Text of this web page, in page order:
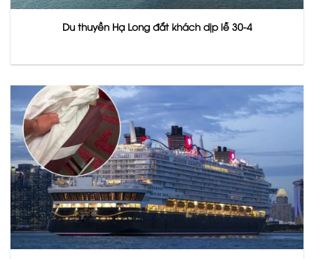
Du thuyền Hạ Long đắt khách dịp lễ 30-4